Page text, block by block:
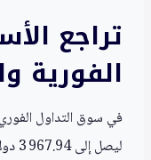
تراجع
الفورية